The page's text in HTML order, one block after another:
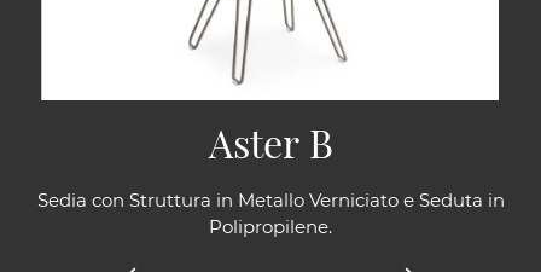
Sedia con Struttura in Metallo Verniciato e Seduta in
Polipropilene.
Aster B